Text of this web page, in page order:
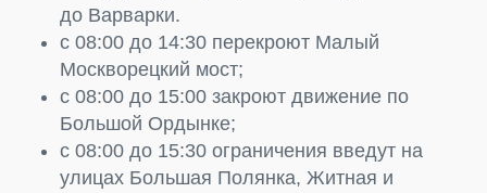
до Варварки.
с 08:00 до 14:30 перекроют Малый
Москворецкий мост;
с 08:00 до 15:00 закроют движение по
Большой Ордынке;
с 08:00 до 15:30 ограничения введут на
улицах Большая Полянка, Житная и